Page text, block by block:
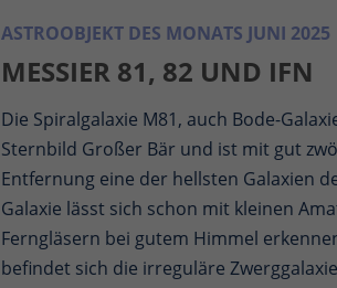
ASTROOBJEKT DES MONATS JUNI 2025
MESSIER 81, 82 UND IFN
Die Spiralgalaxie M81, auch Bode-
Sternbild Großer Bär und ist mit gut
Entfernung eine der hellsten Galaxien
Galaxie lässt sich schon mit kleinen
Ferngläsern bei gutem Himmel
befindet sich die irreguläre